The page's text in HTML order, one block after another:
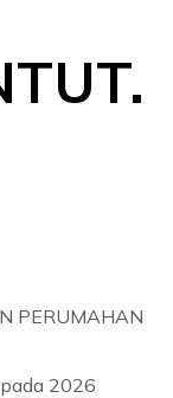
PERUMAHAN
2026